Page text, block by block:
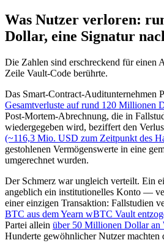
Was Nutzer verloren:
Dollar, eine Signatur
Die Zahlen sind erschreckend für einen
Zeile Vault-Code berührte.
Das Smart-Contract-Auditunternehmen
Gesamtverluste auf rund 120 Millionen
Post-Mortem-Abrechnung, die in
wiedergegeben wird, beziffert den
(~116,3 Mio. USD zum Zeitpunkt des
gestohlenen Vermögenswerte in eine
umgerechnet wurden.
Der Schmerz war ungleich verteilt. Ein
angeblich ein institutionelles Konto —
einer einzigen Transaktion: Fallstudien
BTC aus dem Yearn wBTC Vault
Partei allein über 50 Millionen Dollar an
Hunderte gewöhnlicher Nutzer machten